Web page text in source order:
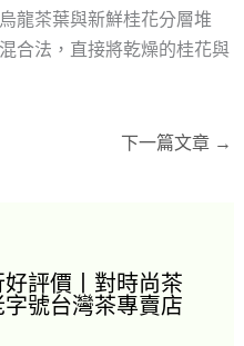
龍茶葉與新鮮桂花分層堆
合法，直接將乾燥的桂花與
下一篇文章 →
評價丨對時尚茶
號台灣茶專賣店